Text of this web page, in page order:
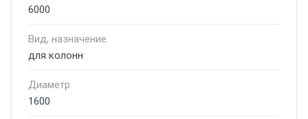
6000
Вид, назначение
для колонн
Диаметр
1600